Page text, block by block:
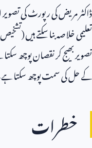
ڈاکٹر مریض کی رپورٹ کی
تعلیمی خلاصہ بنا سکتے ہیں
تصویر بھیج کر نقصان پوچھ سکتا
کے حل کی سمت پوچھ سکتا
خطرات